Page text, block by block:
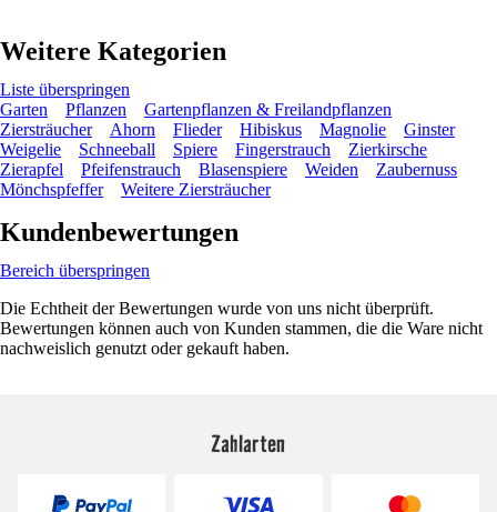
Weitere Kategorien
Liste überspringen
Garten
Pflanzen
Gartenpflanzen & Freilandpflanzen
Ziersträucher
Ahorn Flieder Hibiskus Magnolie
Ginster
Weigelie
Schneeball Spiere Fingerstrauch
Zierkirsche
Zierapfel
Pfeifenstrauch Blasenspiere Weiden
Zaubernuss
Mönchspfeffer
Weitere Ziersträucher
Kundenbewertungen
Bereich überspringen
Die Echtheit der Bewertungen wurde von uns nicht überprüft.
Bewertungen können auch von Kunden stammen, die die Ware nicht
nachweislich genutzt oder gekauft haben.
Zahlarten